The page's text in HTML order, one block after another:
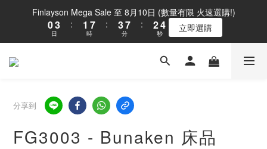
Finlayson Mega Sale 至 8月10日 (數量有限 火速選購!)
1
0
4
3
2
日
:
2
1
0
8
7
6
1
0
時
:
4
3
2
8
7
6
1
0
分
:
3
2
1
5
4
3
1
秒 立即選購
分享到
FG3003 - Bunaken 床品